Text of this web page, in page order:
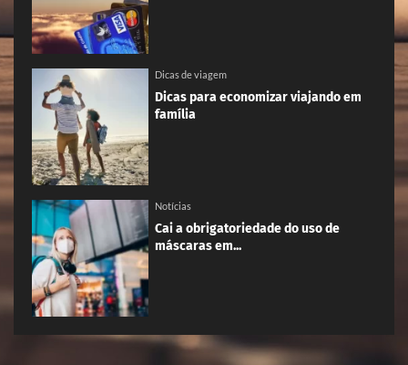
Dicas de viagem
Dicas para economizar viajando em
família
Notícias
Cai a obrigatoriedade do uso de
máscaras em...